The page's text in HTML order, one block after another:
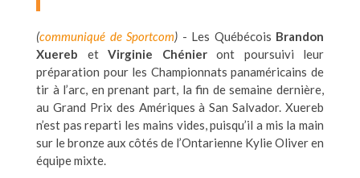
(communiqué de Sportcom) - Les Québécois Brandon
Xuereb et Virginie Chénieront poursuivi leur
préparation pour les Championnats panaméricains de
tir à l’arc, en prenant part, la fin de semaine dernière,
au Grand Prix des Amériques à San Salvador. Xuereb
n’est pas reparti les mains vides, puisqu’il a mis la main
sur le bronze aux côtés de l’Ontarienne Kylie Oliver en
équipe mixte.